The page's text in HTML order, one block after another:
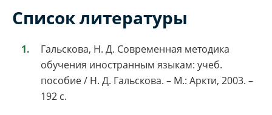
Список литературы
Гальскова, Н. Д. Современная методика
обучения иностранным языкам: учеб.
пособие / Н. Д. Гальскова. – М.: Аркти, 2003. –
192 с.